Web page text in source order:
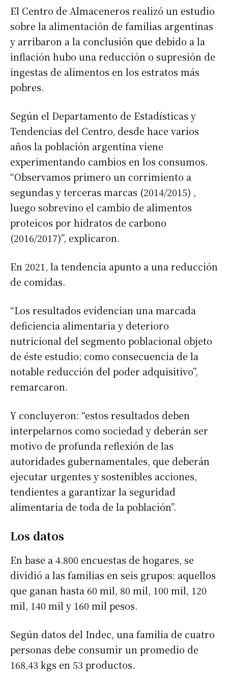
El Centro de Almaceneros realizó un estudio
sobre la alimentación de familias argentinas
y arribaron a la conclusión que debido a la
inflación hubo una reducción o supresión de
ingestas de alimentos en los estratos más
pobres.
Según el Departamento de Estadísticas y
Tendencias del Centro, desde hace varios
años la población argentina viene
experimentando cambios en los consumos.
“Observamos primero un corrimiento a
segundas y terceras marcas (2014/2015) ,
luego sobrevino el cambio de alimentos
proteicos por hidratos de carbono
(2016/2017)”, explicaron.
En 2021, la tendencia apunto a una reducción
de comidas.
“Los resultados evidencian una marcada
deficiencia alimentaria y deterioro
nutricional del segmento poblacional objeto
de éste estudio; como consecuencia de la
notable reducción del poder adquisitivo”,
remarcaron.
Y concluyeron: “estos resultados deben
interpelarnos como sociedad y deberán ser
motivo de profunda reflexión de las
autoridades gubernamentales, que deberán
ejecutar urgentes y sostenibles acciones,
tendientes a garantizar la seguridad
alimentaria de toda de la población”.
Los datos
En base a 4.800 encuestas de hogares, se
dividió a las familias en seis grupos: aquellos
que ganan hasta 60 mil, 80 mil, 100 mil, 120
mil, 140 mil y 160 mil pesos.
Según datos del Indec, una familia de cuatro
personas debe consumir un promedio de
168,43 kgs en 53 productos.